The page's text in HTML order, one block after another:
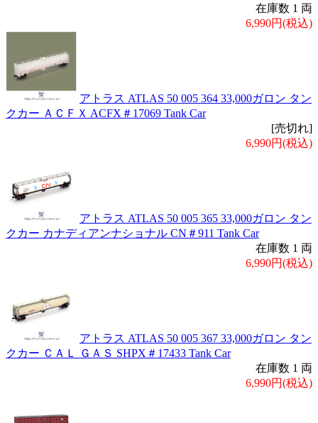
在庫数 1 両
6,990円(税込)
アトラス ATLAS 50 005 364 33,000ガロン タン
クカー ＡＣＦＸ ACFX＃17069 Tank Car
[売切れ]
6,990円(税込)
アトラス ATLAS 50 005 365 33,000ガロン タン
クカー カナディアンナショナル CN＃911 Tank Car
在庫数 1 両
6,990円(税込)
アトラス ATLAS 50 005 367 33,000ガロン タン
クカー ＣＡＬ ＧＡＳ SHPX＃17433 Tank Car
在庫数 1 両
6,990円(税込)